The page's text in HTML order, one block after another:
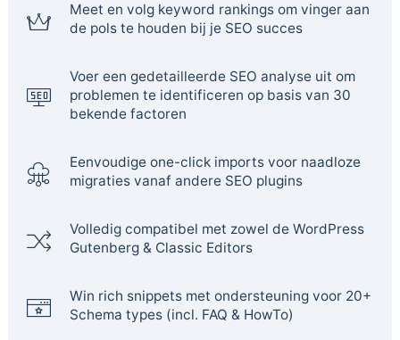
Meet en volg keyword rankings om vinger aan
de pols te houden bij je SEO succes
Voer een gedetailleerde SEO analyse uit om
problemen te identificeren op basis van 30
bekende factoren
Eenvoudige one-click imports voor naadloze
migraties vanaf andere SEO plugins
Volledig compatibel met zowel de WordPress
Gutenberg & Classic Editors
Win rich snippets met ondersteuning voor 20+
Schema types (incl. FAQ & HowTo)